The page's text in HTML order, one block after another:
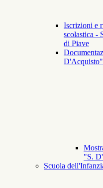
Iscrizioni e
scolastica -
di Piave
D'Acquisto"
"S.
Scuola